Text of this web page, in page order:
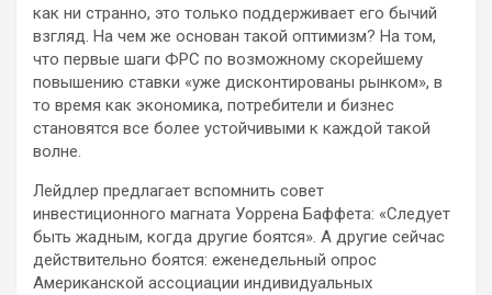
как ни странно, это только поддерживает его бычий
взгляд. На чем же основан такой оптимизм? На том,
что первые шаги ФРС по возможному скорейшему
повышению ставки «уже дисконтированы рынком», в
то время как экономика, потребители и бизнес
становятся все более устойчивыми к каждой такой
волне.
Лейдлер предлагает вспомнить совет
инвестиционного магната Уоррена Баффета: «Следует
быть жадным, когда другие боятся». А другие сейчас
действительно боятся: еженедельный опрос
Американской ассоциации индивидуальных